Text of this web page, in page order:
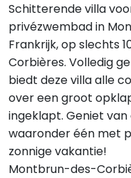
Schitterende villa
privézwembad in
Frankrijk, op slechts
Corbières. Volledig
biedt deze villa alle
over een groot
ingeklapt. Geniet
waaronder één met
zonnige vakantie!
Montbrun-des-